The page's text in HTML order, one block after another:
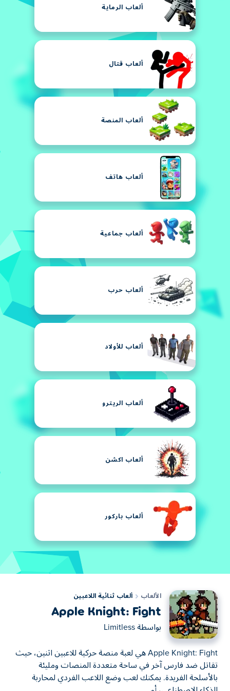
ألعاب الرماية
ألعاب قتال
ألعاب المنصة
ألعاب هاتف
ألعاب جماعية
ألعاب حرب
ألعاب للأولاد
ألعاب الريترو
ألعاب اكشن
ألعاب باركور
الألعاب ألعاب ثنائية اللاعبين
Apple Knight: Fight
بواسطة Limitless
Apple Knight: Fight هي لعبة منصة حركية للاعبين اثنين، حيث
تقاتل ضد فارس آخر في ساحة متعددة المنصات ومليئة
بالأسلحة الفريدة. يمكنك لعب وضع اللاعب الفردي لمحاربة